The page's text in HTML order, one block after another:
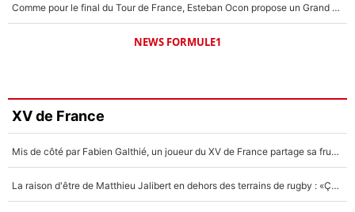
Comme pour le final du Tour de France, Esteban Ocon propose un Grand Prix de Formule 1 à Paris : «Autour de l’Arc de Triomphe, ce serait génial» !
NEWS FORMULE1
XV de France
Mis de côté par Fabien Galthié, un joueur du XV de France partage sa frustration : «ils ne me l’ont pas dit tout de suite»
La raison d'être de Matthieu Jalibert en dehors des terrains de rugby : «Ça m'atteint autant que si tu touches à un membre de ma famille»